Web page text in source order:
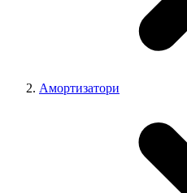
Амортизатори